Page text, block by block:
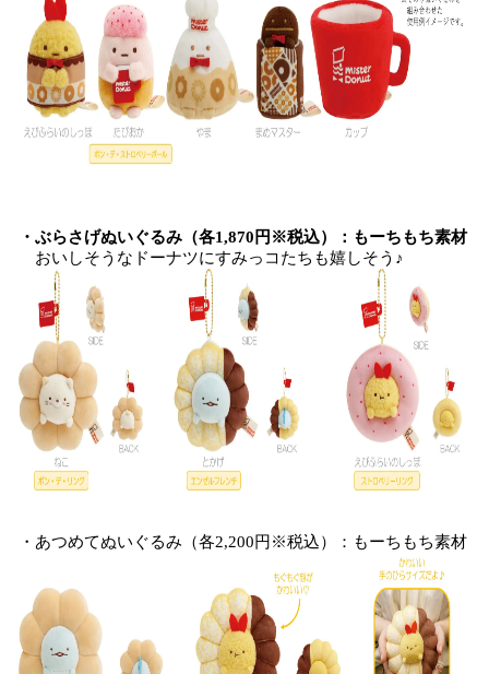
・ぶらさげぬいぐるみ（各1,870円※税込）：もーちもち素材
おいしそうなドーナツにすみっコたちも嬉しそう♪
・あつめてぬいぐるみ（各2,200円※税込）：もーちもち素材